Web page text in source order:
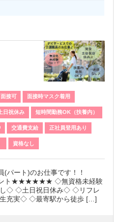
接可 面接時マスク着用
日祝休み 短時間勤務OK（扶養内）
交通費支給 正社員登用あり
資格なし
(パート)のお仕事です！！
ト★★★★★★ ◇無資格未経験
◇ ◇土日祝日休み◇ ◇リフレ
充実◇ ◇最寄駅から徒歩 […]